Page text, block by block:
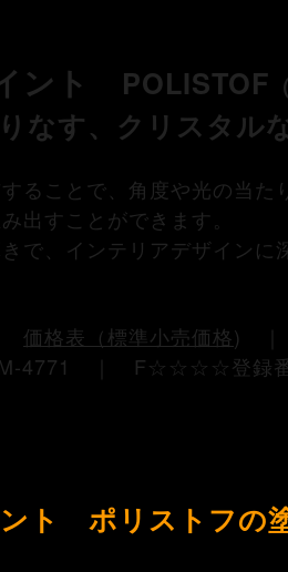
ント POLISTOF
なす、クリスタル
ることで、角度や光の当
出すことができます。
で、インテリアデザインに
価格表（標準小売価格)
4771 ｜ F☆☆☆☆登録番
ト ポリストフの